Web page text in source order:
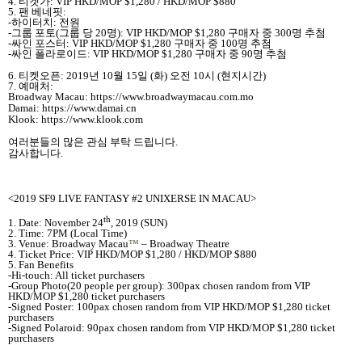
5. 팬 베네핏 :
-하이터치 : 전원
-그룹 포토(그룹 당 20명): VIP HKD/MOP $1,280 구매자 중 300명 추첨
-싸인 포스터 : VIP HKD/MOP $1,280 구매자 중 100명 추첨
-싸인 폴라로이드 : VIP HKD/MOP $1,280 구매자 중 90명 추첨
6. 티켓오픈: 2019년 10월 15일 (화) 오전 10시 (현지시간)
7. 예매처 :
Broadway Macau: https://www.broadwaymacau.com.mo
Damai: https://www.damai.cn
Klook: https://www.klook.com
여러분들의 많은 관심 부탁 드립니다
감사합니다
<2019 SF9 LIVE FANTASY #2 UNIXERSE IN MACAU>
1. Date: November 24th , 2019 (SUN)
2. Time: 7PM (Local Time)
3. Venue: Broadway Macau™ – Broadway Theatre
4. Ticket Price: VIP HKD/MOP $1,280 / HKD/MOP $880
5. Fan Benefits
-Hi-touch: All ticket purchasers
-Group Photo(20 people per group): 300pax chosen random from VIP
HKD/MOP $1,280 ticket purchasers
-Signed Poster: 100pax chosen random from VIP HKD/MOP $1,280 ticket
purchasers
-Signed Polaroid: 90pax chosen random from VIP HKD/MOP $1,280 ticket
purchasers